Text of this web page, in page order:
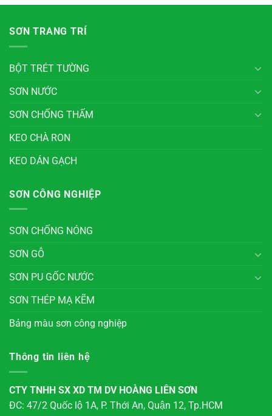
SƠN TRANG TRÍ
BỘT TRÉT TƯỜNG
SƠN NƯỚC
SƠN CHỐNG THẤM
KEO CHÀ RON
KEO DÁN GẠCH
SƠN CÔNG NGHIỆP
SƠN CHỐNG NÓNG
SƠN GỖ
SƠN PU GỐC NƯỚC
SƠN THÉP MẠ KẼM
Bảng màu sơn công nghiệp
Thông tin liên hệ
CTY TNHH SX XD TM DV HOÀNG LIÊN SƠN
ĐC: 47/2 Quốc lộ 1A, P. Thới An, Quận 12, Tp.HCM